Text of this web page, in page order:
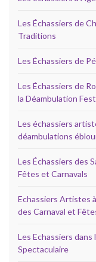
Les Échassiers de
Traditions
Les Échassiers de
Les Échassiers de
la Déambulation
Les échassiers
déambulations
Les Échassiers des
Fêtes et Carnavals
Echassiers Artistes
des Carnaval et
Les Echassiers
Spectaculaire